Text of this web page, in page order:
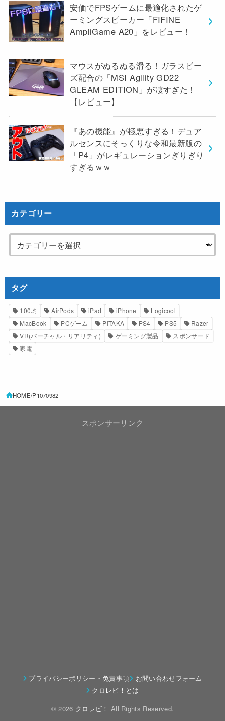
安価でFPSゲームに最適化されたゲ
ーミングスピーカー「FIFINE
AmpliGame A20」をレビュー！
マウスがぬるぬる滑る！ガラスビー
ズ配合の「MSI Agility GD22
GLEAM EDITION」が凄すぎた！
【レビュー】
『あの機能』が極悪すぎる！デュア
ルセンスにそっくりな令和最新版の
「P4」がレギュレーションぎりぎり
すぎるｗｗ
カテゴリー
タグ
100均 AirPods iPad iPhone
Logicool
MacBook
PCゲーム PITAKA PS4 PS5
Razer
VR(バーチャル・リアリティ)
ゲーミング製品
スポンサード
家電
HOME P1070982
スポンサーリンク
プライバシーポリシー・免責事項
お問い合わせフォーム
クロレビ！とは
© 2026 クロレビ！ All Rights Reserved.